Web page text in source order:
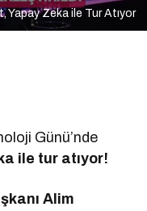
Yapay Zeka ile Tur Atıyor
Günü’nde
ile tur atıyor!
Alim